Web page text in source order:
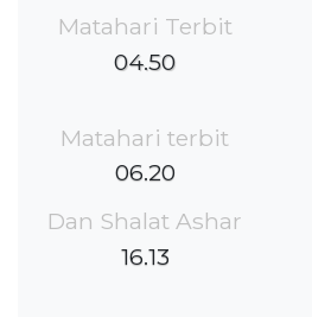
Matahari Terbit
04.50
Matahari terbit
06.20
Dan Shalat Ashar
16.13